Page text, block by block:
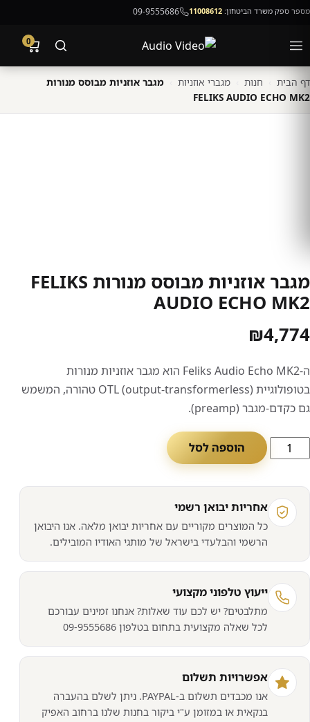
מספר ספק משרד הביטחון: 11008612
09-9555686
0
דף הבית חנות מגברי אוזניות
מגבר אוזניות מבוסס מנורות
FELIKS AUDIO ECHO MK2
מגבר אוזניות מבוסס מנורות FELIKS
AUDIO ECHO MK2
₪4,774
ה-Feliks Audio Echo MK2 הוא מגבר אוזניות מנורות
בטופולוגיית OTL (output-transformerless) טהורה, המשמש
גם כקדם-מגבר (preamp).
כמות
של
אוזניות
מבוסס
FELIKS
AUDIO
ECHO
MK2
הוספה לסל
אחריות יבואן רשמי
כל המוצרים מקוריים עם אחריות יבואן מלאה. אנו היבואן
הרשמי והבלעדי בישראל של מותגי האודיו המובילים.
ייעוץ טלפוני מקצועי
מתלבטים? יש לכם עוד שאלות? אנחנו זמינים עבורכם
לכל שאלה מקצועית בתחום בטלפון 09-9555686
אפשרויות תשלום
אנו מכבדים תשלום ב-PAYPAL. ניתן לשלם בהעברה
בנקאית או במזומן ע"י ביקור בחנות שלנו ברחוב האפיק